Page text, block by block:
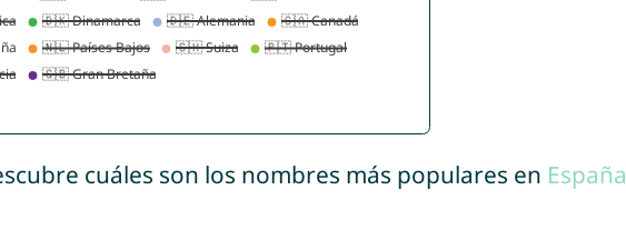
cuáles son los nombres más populares en España